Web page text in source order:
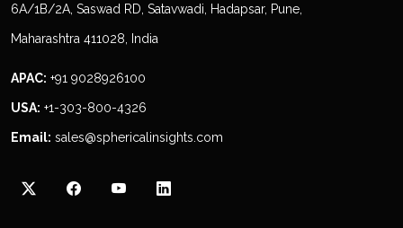
6A/1B/2A, Saswad RD, Satavwadi, Hadapsar, Pune,
Maharashtra 411028, India
APAC: +91 9028926100
USA: +1-303-800-4326
Email: sales@sphericalinsights.com